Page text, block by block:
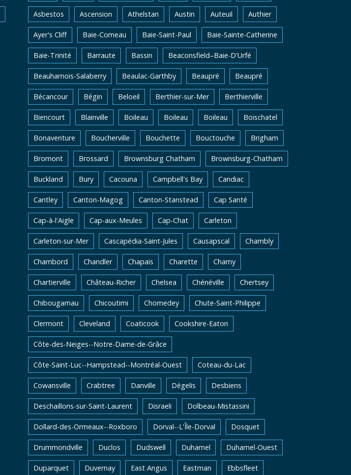
Asbestos Ascension Athelstan Austin Auteuil Authier
Ayer's Cliff Baie-Comeau Baie-Saint-Paul Baie-Sainte-Catherine
Baie-Trinité Barraute Bassin Beaconsfield–Baie-D'Urfé
Beauharnois-Salaberry Beaulac-Garthby Beaupré Beaupré
Bécancour Bégin Beloeil Berthier-sur-Mer Berthierville
Biencourt Blainville Boileau Boileau Boileau Boischatel
Bonaventure Boucherville Bouchette Bouctouche Brigham
Bromont Brossard Brownsburg Chatham Brownsburg-Chatham
Buckland Bury Cacouna Campbell's Bay Candiac
Cantley Canton-Magog Canton-Stanstead Cap Santé
Cap-à-l'Aigle Cap-aux-Meules Cap-Chat Carleton
Carleton-sur-Mer Cascapédia-Saint-Jules Causapscal Chambly
Chambord Chandler Chapais Charette Charny
Chartierville Château-Richer Chelsea Chénéville Chertsey
Chibougamau Chicoutimi Chomedey Chute-Saint-Philippe
Clermont Cleveland Coaticook Cookshire-Eaton
Côte-des-Neiges--Notre-Dame-de-Grâce
Côte-Saint-Luc--Hampstead--Montréal-Ouest Coteau-du-Lac
Cowansville Crabtree Danville Dégelis Desbiens
Deschaillons-sur-Saint-Laurent Disraeli Dolbeau-Mistassini
Dollard-des-Ormeaux--Roxboro Dorval--L'Île-Dorval Dosquet
Drummondville Duclos Dudswell Duhamel Duhamel-Ouest
Duparquet Duvernay East Angus Eastman Ebbsfleet